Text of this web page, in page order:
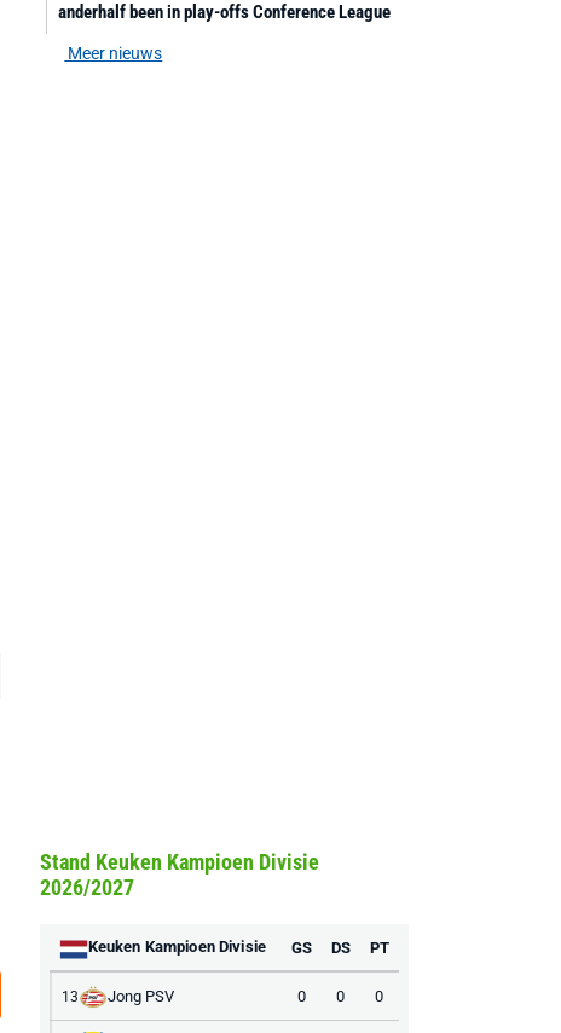
anderhalf been in play-offs Conference League
Meer nieuws
Stand Keuken Kampioen Divisie
2026/2027
Keuken Kampioen Divisie GS DS PT
13 Jong PSV 0 0 0